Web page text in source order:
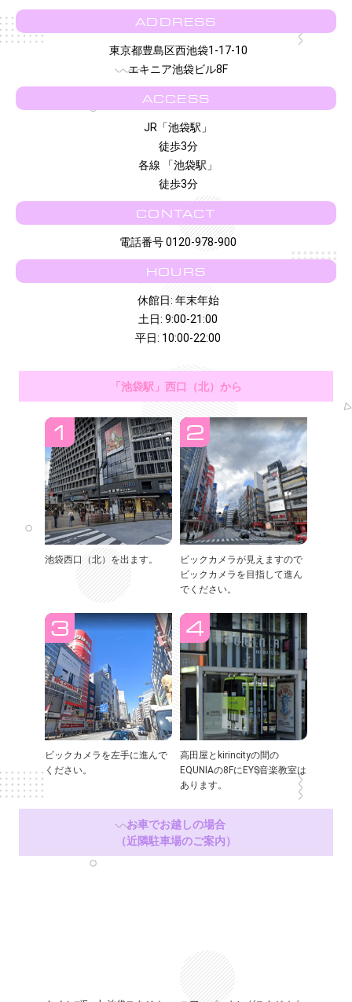
ADDRESS
東京都豊島区西池袋1-17-10
エキニア池袋ビル8F
ACCESS
JR「池袋駅」
徒歩3分
各線 「池袋駅」
徒歩3分
CONTACT
電話番号 0120-978-900
HOURS
休館日: 年末年始
土日: 9:00-21:00
平日: 10:00-22:00
「池袋駅」西口（北）から
池袋西口（北）を出ます。
ビックカメラが見えますので
ビックカメラを目指して進ん
でください。
ビックカメラを左手に進んで
ください。
高田屋とkirincityの間の
EQUNIAの8FにEYS音楽教室は
あります。
お車でお越しの場合
（近隣駐車場のご案内）